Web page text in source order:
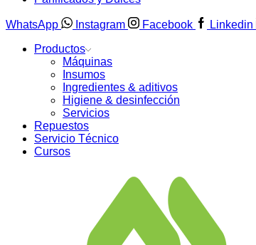
WhatsApp Instagram Facebook Linkedin
Productos
Máquinas
Insumos
Ingredientes & aditivos
Higiene & desinfección
Servicios
Repuestos
Servicio Técnico
Cursos